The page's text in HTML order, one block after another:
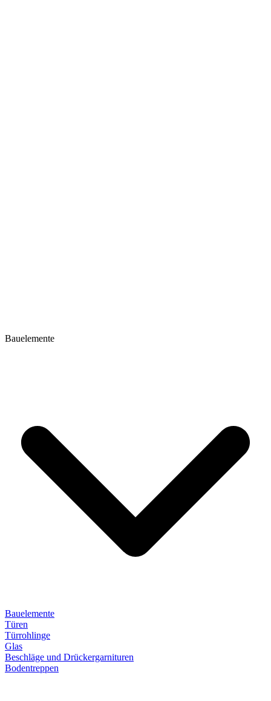
Bauelemente
Bauelemente
Türen
Türrohlinge
Glas
Beschläge und Drückergarnituren
Bodentreppen